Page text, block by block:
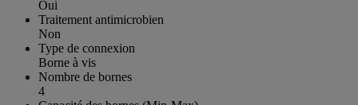
Oui
Traitement antimicrobien
Non
Type de connexion
Borne à vis
Nombre de bornes
4